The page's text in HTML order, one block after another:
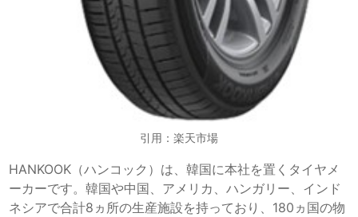
引用：楽天市場
HANKOOK（ハンコック）は、韓国に本社を置くタイヤメ
ーカーです。韓国や中国、アメリカ、ハンガリー、インド
ネシアで合計8ヵ所の生産施設を持っており、180ヵ国の物